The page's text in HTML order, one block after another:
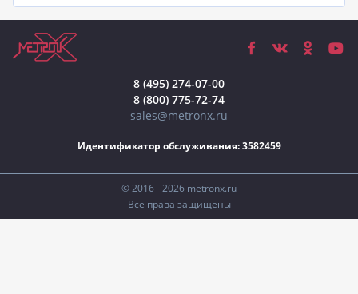
8 (495) 274-07-00
8 (800) 775-72-74
sales@metronx.ru
Идентификатор обслуживания: 3582459
© 2016 - 2026 metronx.ru
Все права защищены